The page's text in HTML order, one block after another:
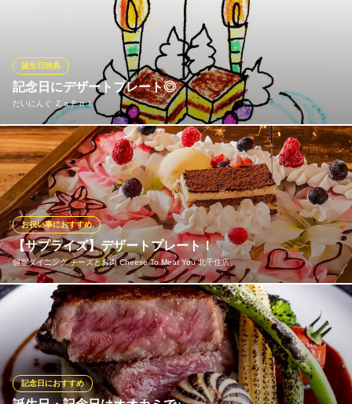
いたします。 お代はなんと無料！ご希望のメッセージを記入しま
すのでぜひご予約にてお伝えください。
italianbar Sanire 北千住店
イタリアン
ＪＲ常磐線北千住駅 徒歩3分
東京都足立区千住旭町11-8
記念日にデザートプレート◎
だいにんぐ ＺａＰｏｔ
誕生日特典
誕生日！記念日！なんでもない日にも！ クーポンにて、デザート
プレートをおつくりします◎メッセージをいれられ、また花火付
きのデザートプレートです！ ご利用の詳細はクーポンページをご
覧ください◎ また、こちらのサービスとは異なりますが、ケーキ
の持ち込みもできますので、ご予約の際にご相談ください◎
だいにんぐ ＺａＰｏｔ
イタリアン×夜カフェ
東武伊勢崎線（東武スカイツリーライン）北千住駅西口 徒歩3分
東京都足立区千住3-69-2
【サプライズ】デザートプレート！
個室ダイニング チーズとお肉 Cheese To Meat You 北千住店
お祝い事におすすめ
記念日やお誕生日を当店でお祝い！ デザートプレートをご用意で
きます！今ならクーポンも！
個室ダイニング チーズとお肉 Cheese To Meat You 北千住
店
居酒屋/その他
記念日におすすめ